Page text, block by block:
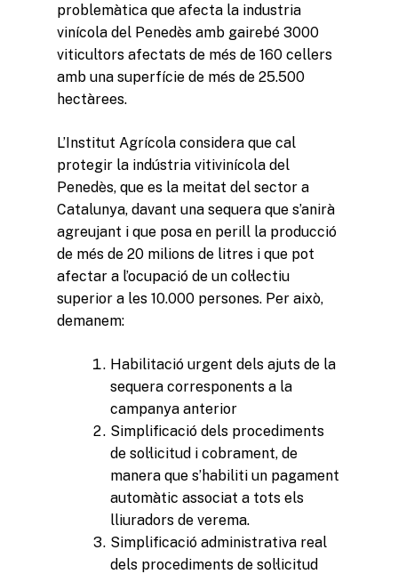
problemàtica que afecta la industria
vinícola del Penedès amb gairebé 3000
viticultors afectats de més de 160 cellers
amb una superfície de més de 25.500
hectàrees.
L’Institut Agrícola considera que cal
protegir la indústria vitivinícola del
Penedès, que es la meitat del sector a
Catalunya, davant una sequera que s’anirà
agreujant i que posa en perill la producció
de més de 20 milions de litres i que pot
afectar a l’ocupació de un col·lectiu
superior a les 10.000 persones. Per això,
demanem:
Habilitació urgent dels ajuts de la
sequera corresponents a la
campanya anterior
Simplificació dels procediments
de sol·licitud i cobrament, de
manera que s’habiliti un pagament
automàtic associat a tots els
lliuradors de verema.
Simplificació administrativa real
dels procediments de sol·licitud